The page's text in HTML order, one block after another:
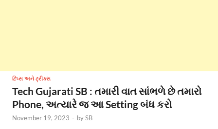
ટિપ્સ અને ટ્રીક્સ
Tech Gujarati SB : તમારી વાત સાંભળે છે તમારો
Phone, અત્યારે જ આ Setting બંધ કરો
November 19, 2023 - bySB